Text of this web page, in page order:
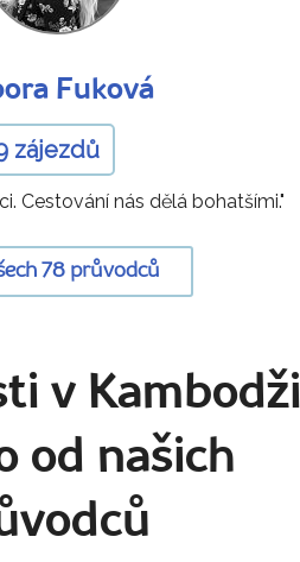
Fuková
zájezdů
Cestování nás dělá bohatšími."
78 průvodců
v
od našich